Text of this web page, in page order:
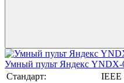
Умный пульт Яндекс YNDX-
Стандарт:
IEEE